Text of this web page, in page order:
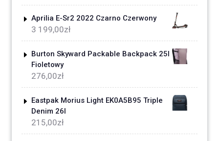
Aprilia E-Sr2 2022 Czarno Czerwony
3 199,00zł
Burton Skyward Packable Backpack 25l
Fioletowy
276,00zł
Eastpak Morius Light EK0A5B95 Triple
Denim 26l
215,00zł